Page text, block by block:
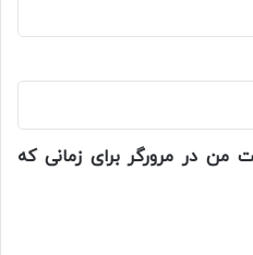
من در مرورگر برای زمانی که